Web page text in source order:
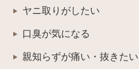
ヤニ取りがしたい
口臭が気になる
親知らずが痛い・抜きたい